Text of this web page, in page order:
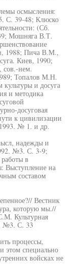
осмысления:
С. 39-48; Клюско
(Сб.
Мошняга В.Т.
1988; Пича В.М.,
Киев, 1990;
сов.-нем.
Топалов М.Н.
и досуга
и методика
досуговая
к цивилизации
1993. № 1. и др.
надежды и
№3. С. 3-9;
в
Выступление на
составом
Вестник
которую мы.//
Культурная
№3. С. 33
процессы,
этом специально
войсках не